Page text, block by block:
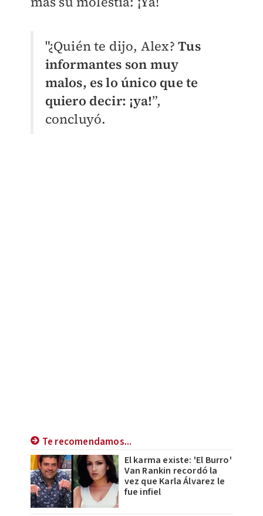
"¿Quién te dijo, Alex?Tus
informantes son muy
malos, es lo único que te
quiero decir: ¡ya!”,
concluyó.
Te recomendamos...
El karma existe: 'El Burro'
Van Rankin recordó la
vez que Karla Álvarez le
fue infiel